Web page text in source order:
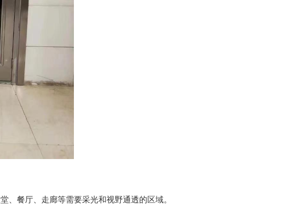
、餐厅、走廊等需要采光和视野通透的区域。